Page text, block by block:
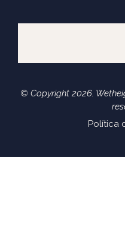
© Copyright 2026.
Política